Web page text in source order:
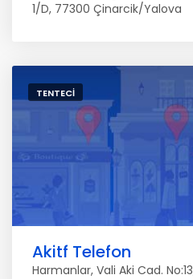
1/D, 77300 Çinarcik/Yalova
TENTECI
Akitf Telefon
Harmanlar, Vali Aki Cad.